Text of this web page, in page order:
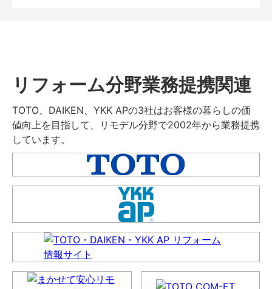
リフォーム分野業務提携関連
TOTO、DAIKEN、YKK APの3社はお客様の暮らしの価
値向上を目指して、リモデル分野で2002年から業務提携
しています。